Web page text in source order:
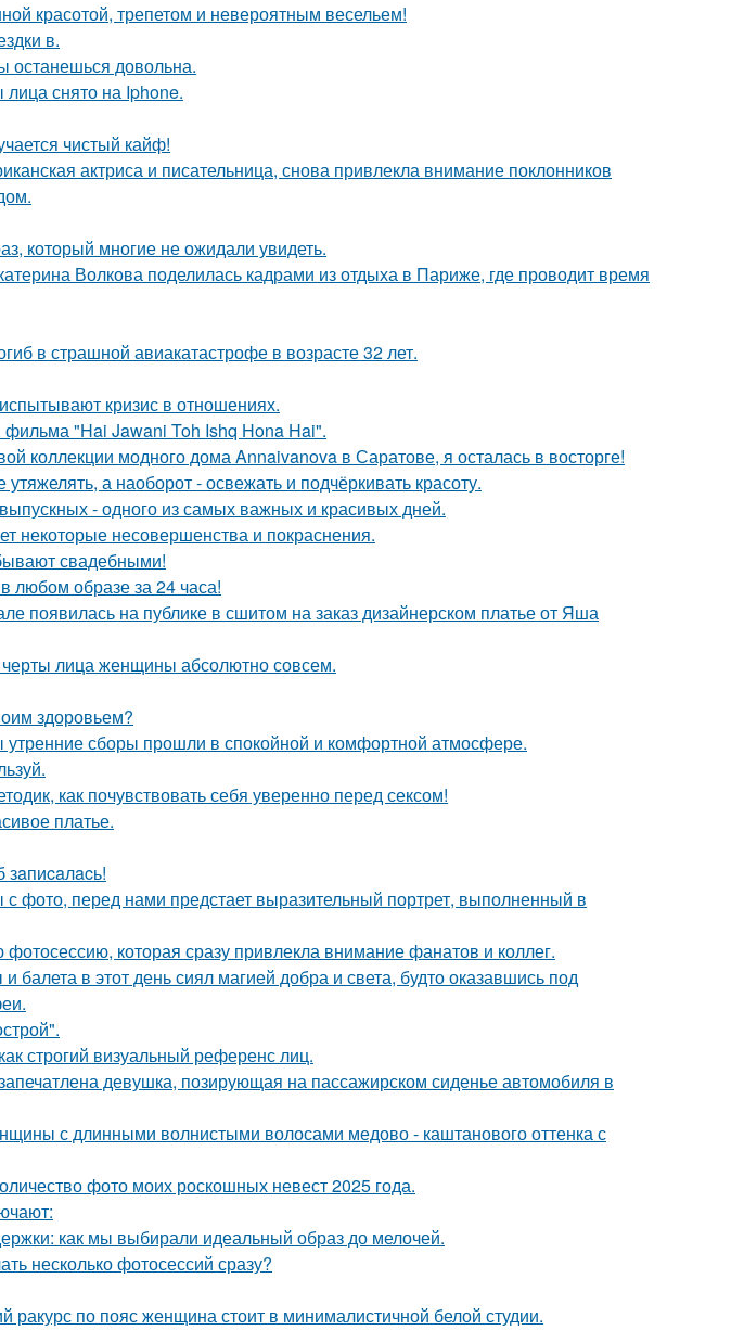
красотой, трепетом и невероятным весельем!
в.
останешься довольна.
снято на Iphone.
чистый кайф!
актриса и писательница, снова привлекла внимание поклонников
который многие не ожидали увидеть.
Волкова поделилась кадрами из отдыха в Париже, где проводит время
в страшной авиакатастрофе в возрасте 32 лет.
кризис в отношениях.
"Hai Jawani Toh Ishq Hona Hai".
коллекции модного дома Annaivanova в Саратове, я осталась в восторге!
а наоборот - освежать и подчёркивать красоту.
- одного из самых важных и красивых дней.
некоторые несовершенства и покраснения.
свадебными!
любом образе за 24 часа!
появилась на публике в сшитом на заказ дизайнерском платье от Яша
черты лица женщины абсолютно совсем.
здоровьем?
утренние сборы прошли в спокойной и комфортной атмосфере.
как почувствовать себя уверенно перед сексом!
платье.
зaпиcaлacь!
фото, перед нами предстает выразительный портрет, выполненный в
которая сразу привлекла внимание фанатов и коллег.
балета в этот день сиял магией добра и света, будто оказавшись под
строгий визуальный референс лиц.
девушка, позирующая на пассажирском сиденье автомобиля в
с длинными волнистыми волосами медово - каштанового оттенка с
фото моих роскошных невест 2025 года.
как мы выбирали идеальный образ до мелочей.
несколько фотосессий сразу?
ракурс по пояс женщина стоит в минималистичной белой студии.